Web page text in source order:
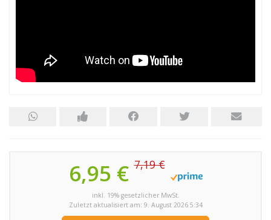
6,95 €7,19 €
inkl. 19% gesetzlicher MwSt.
Zuletzt aktualisiert am: 9. August 2026 5:34